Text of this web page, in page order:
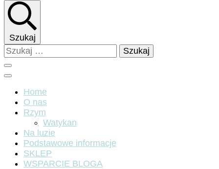
Szukaj
Szukaj:
Home
O nas
Rzym
Watykan
Na luzie
Podstawowe informacje
SKLEP
WSPARCIE BLOGA